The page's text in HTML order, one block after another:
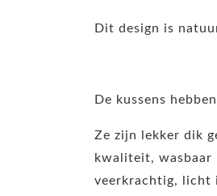
Dit design is
De kussens
Ze zijn lekker dik
kwaliteit, wasbaar
veerkrachtig, licht